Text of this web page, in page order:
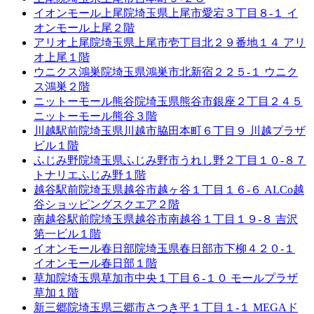
イオンモール上尾院埼玉県上尾市愛宕３丁目８-１ イ
オンモール上尾２階
アリオ上尾院埼玉県上尾市壱丁目北２９番地１４ アリ
オ上尾１階
ウニクス鴻巣院埼玉県鴻巣市北新宿２２５-１ ウニク
ス鴻巣２階
ニットーモール熊谷院埼玉県熊谷市銀座２丁目２４５
ニットーモール熊谷３階
川越駅前院埼玉県川越市脇田本町６丁目９ 川越プラザ
ビル１階
ふじみ野院埼玉県ふじみ野市うれし野２丁目１０-８７
トナリエふじみ野１階
越谷駅前院埼玉県越谷市越ヶ谷１丁目１６-６ ALCo越
谷ショッピングスクエア２階
南越谷駅前院埼玉県越谷市南越谷１丁目１９-８ 吉沢
第一ビル１階
イオンモール春日部院埼玉県春日部市下柳４２０-１
イオンモール春日部１階
草加院埼玉県草加市中央１丁目６-１０ モールプラザ
草加１階
新三郷院埼玉県三郷市さつき平１丁目１-１ MEGAド